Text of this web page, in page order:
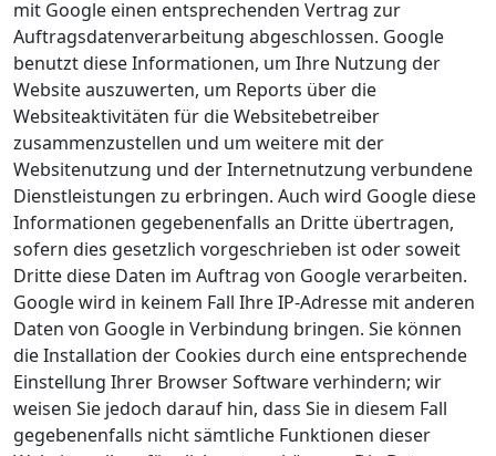
mit Google einen entsprechenden Vertrag zur
Auftragsdatenverarbeitung abgeschlossen. Google
benutzt diese Informationen, um Ihre Nutzung der
Website auszuwerten, um Reports über die
Websiteaktivitäten für die Websitebetreiber
zusammenzustellen und um weitere mit der
Websitenutzung und der Internetnutzung verbundene
Dienstleistungen zu erbringen. Auch wird Google diese
Informationen gegebenenfalls an Dritte übertragen,
sofern dies gesetzlich vorgeschrieben ist oder soweit
Dritte diese Daten im Auftrag von Google verarbeiten.
Google wird in keinem Fall Ihre IP-Adresse mit anderen
Daten von Google in Verbindung bringen. Sie können
die Installation der Cookies durch eine entsprechende
Einstellung Ihrer Browser Software verhindern; wir
weisen Sie jedoch darauf hin, dass Sie in diesem Fall
gegebenenfalls nicht sämtliche Funktionen dieser